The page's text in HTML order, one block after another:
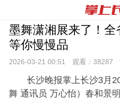
墨舞潇湘展来了！
等你慢慢品
2026-03-21 00:51 观看： 38287
长沙晚报掌上长沙3月
舞 通讯员 万心怡）春和景